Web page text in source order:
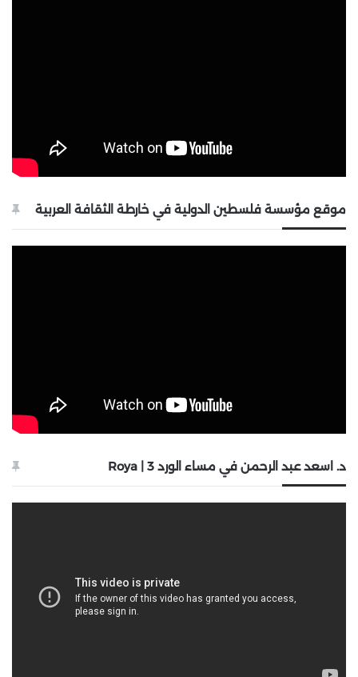
موقع مؤسسة فلسطين الدولية في خارطة الثقافة العربية
د. اسعد عبد الرحمن في مساء الورد 3 | Roya